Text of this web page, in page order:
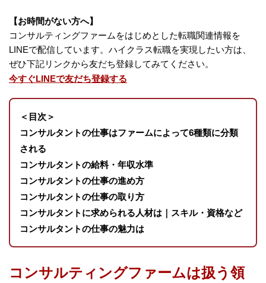
【お時間がない方へ】
コンサルティングファームをはじめとした転職関連情報を
LINEで配信しています。ハイクラス転職を実現したい方は、
ぜひ下記リンクから友だち登録してみてください。
今すぐLINEで友だち登録する
＜目次＞
コンサルタントの仕事はファームによって6種類に分類
される
コンサルタントの給料・年収水準
コンサルタントの仕事の進め方
コンサルタントの仕事の取り方
コンサルタントに求められる人材は｜スキル・資格など
コンサルタントの仕事の魅力は
コンサルティングファームは扱う領